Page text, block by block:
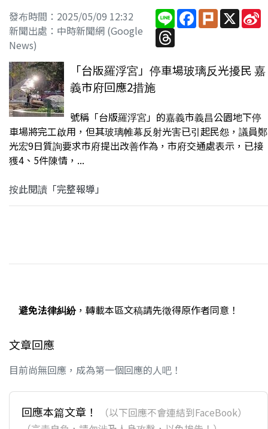
發布時間：2025/05/09 12:32
新聞出處：中時新聞網 (Google
News)
LineFacebook
PlurkX
Threads
「台版羅浮宮」停車場玻璃反光擾民 嘉
義市府回應2措施
號稱「台版羅浮宮」的嘉義市義昌公園地下停
車場將完工啟用，但其玻璃帷幕反射光害已引起民怨，議員鄭
光宏9日質詢要求市府提出改善作為，市府交通處表示，已接
獲4、5件陳情，...
按此閱讀「完整報導」
避免法律糾紛，轉載本區文稿請先徵得原作者同意！
文章回應
目前尚無回應，成為第一個回應的人吧！
回應本篇文章！
（以下回應不會連結到FaceBook）